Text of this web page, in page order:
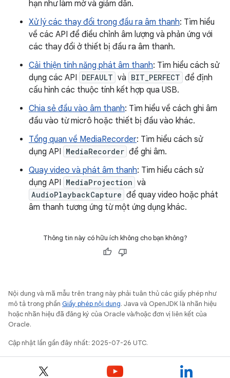
hạn như làm mờ và giảm dần.
Xử lý các thay đổi trong đầu ra âm thanh: Tìm hiểu
về các API để điều chỉnh âm lượng và phản ứng với
các thay đổi ở thiết bị đầu ra âm thanh.
Cải thiện tính năng phát âm thanh: Tìm hiểu cách sử
dụng các API DEFAULT và BIT_PERFECT để định
cấu hình các thuộc tính kết hợp qua USB.
Chia sẻ đầu vào âm thanh: Tìm hiểu về cách ghi âm
đầu vào từ micrô hoặc thiết bị đầu vào khác.
Tổng quan về MediaRecorder: Tìm hiểu cách sử
dụng API MediaRecorder để ghi âm.
Quay video và phát âm thanh: Tìm hiểu cách sử
dụng API MediaProjection và
AudioPlaybackCapture để quay video hoặc phát
âm thanh tương ứng từ một ứng dụng khác.
Thông tin này có hữu ích không cho bạn không?
Nội dung và mã mẫu trên trang này phải tuân thủ các giấy phép như
mô tả trong phần Giấy phép nội dung. Java và OpenJDK là nhãn hiệu
hoặc nhãn hiệu đã đăng ký của Oracle và/hoặc đơn vị liên kết của
Oracle.
Cập nhật lần gần đây nhất: 2025-07-26 UTC.